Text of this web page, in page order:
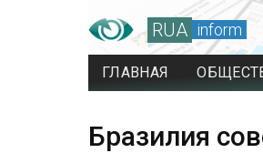
RUA inform
ГЛАВНАЯ
Бразилия